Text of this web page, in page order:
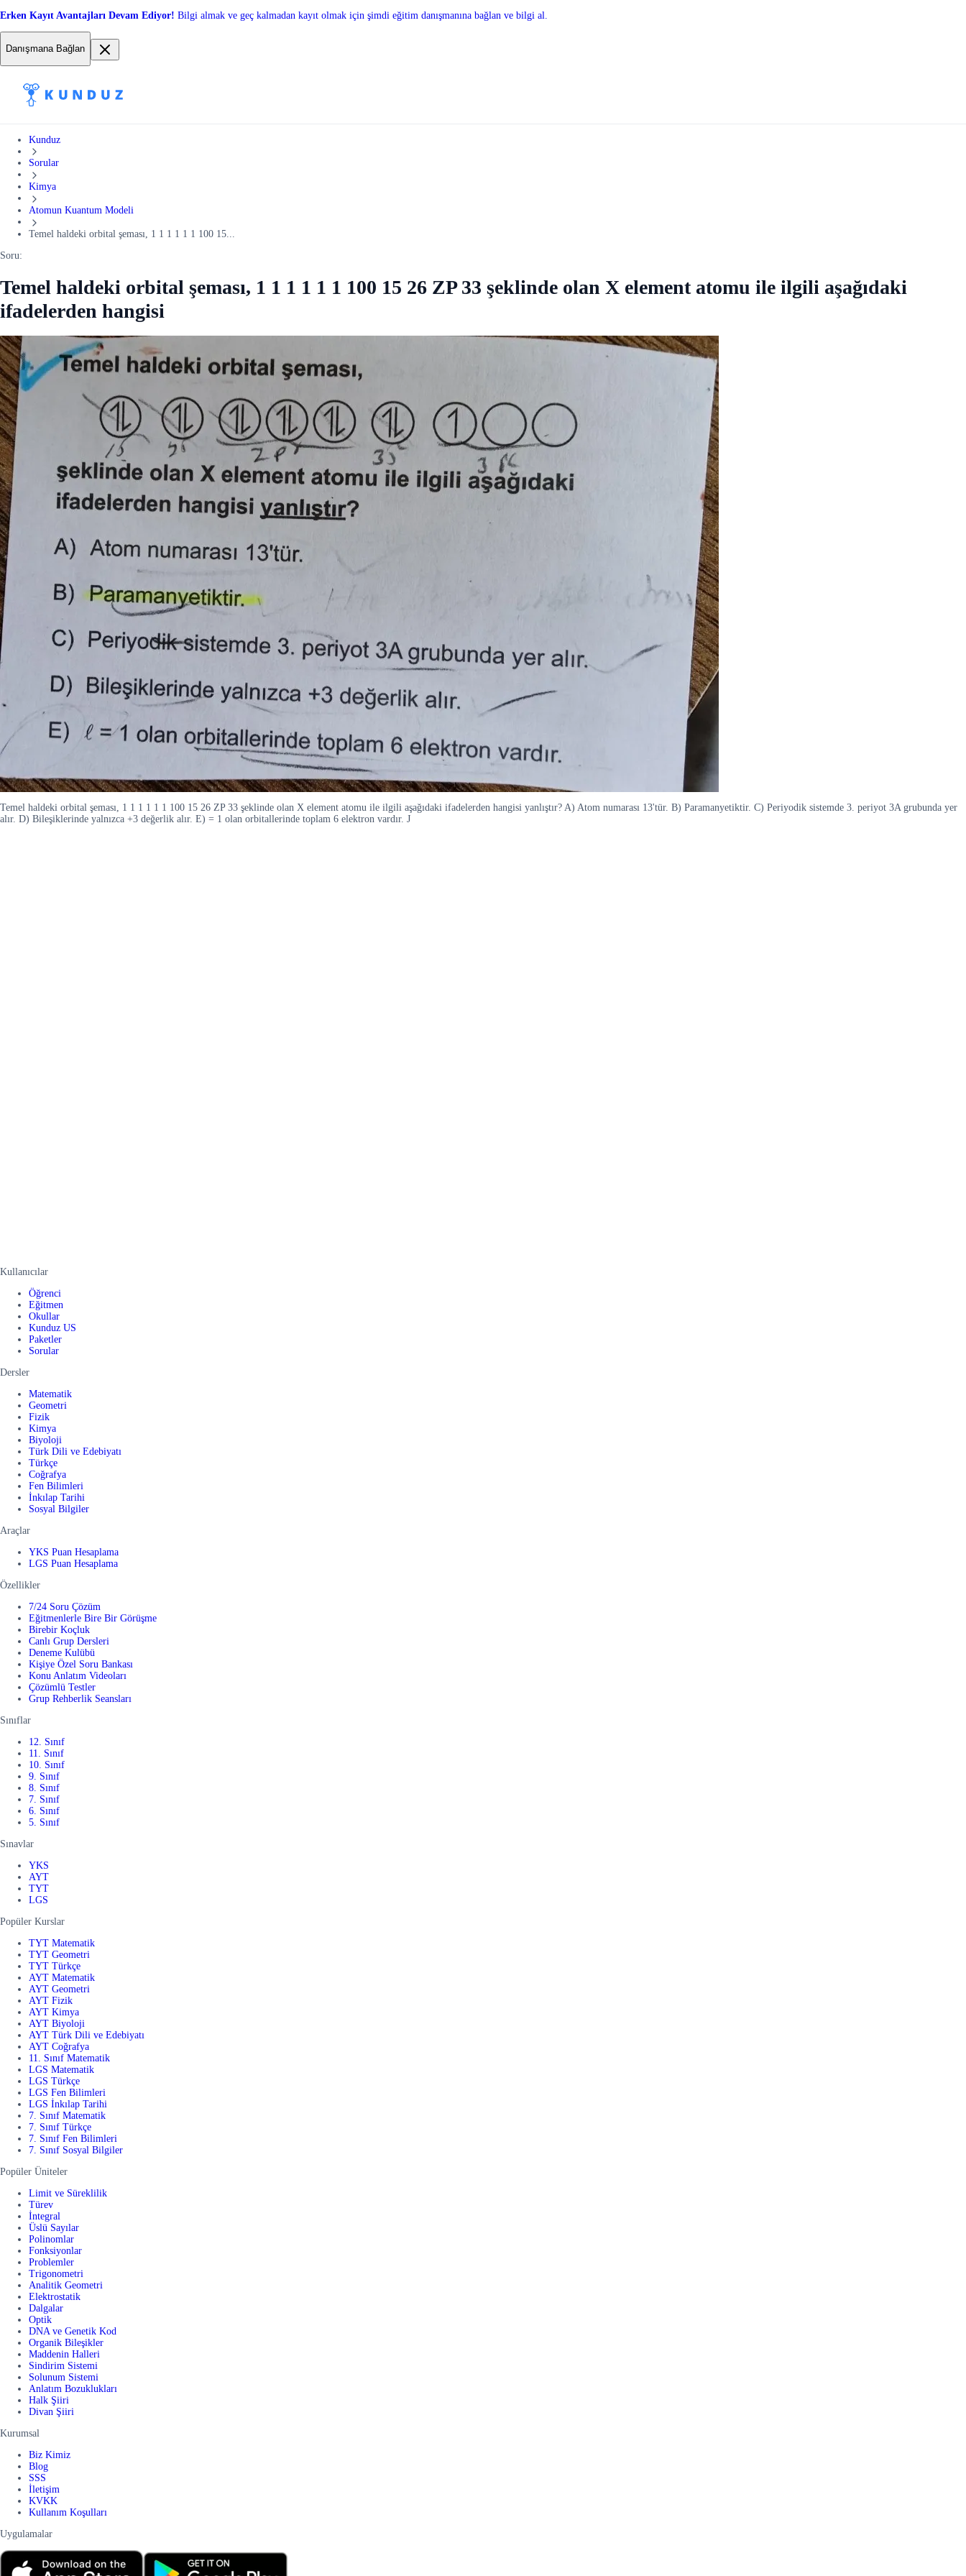
Erken Kayıt Avantajları Devam Ediyor! Bilgi almak ve geç kalmadan kayıt olmak için şimdi eğitim danışmanına bağlan ve bilgi al.
Danışmana Bağlan
Kunduz
Sorular
Kimya
Atomun Kuantum Modeli
Temel haldeki orbital şeması, 1 1 1 1 1 1 100 15...
Soru:
Temel haldeki orbital şeması, 1 1 1 1 1 1 100 15 26 ZP 33 şeklinde olan X element atomu ile ilgili aşağıdaki
ifadelerden hangisi
Temel haldeki orbital şeması, 1 1 1 1 1 1 100 15 26 ZP 33 şeklinde olan X element atomu ile ilgili aşağıdaki ifadelerden hangisi yanlıştır? A) Atom numarası 13'tür. B) Paramanyetiktir. C) Periyodik sistemde 3. periyot 3A grubunda yer
alır. D) Bileşiklerinde yalnızca +3 değerlik alır. E) = 1 olan orbitallerinde toplam 6 elektron vardır. J
Kullanıcılar
Öğrenci
Eğitmen
Okullar
Kunduz US
Paketler
Sorular
Dersler
Matematik
Geometri
Fizik
Kimya
Biyoloji
Türk Dili ve Edebiyatı
Türkçe
Coğrafya
Fen Bilimleri
İnkılap Tarihi
Sosyal Bilgiler
Araçlar
YKS Puan Hesaplama
LGS Puan Hesaplama
Özellikler
7/24 Soru Çözüm
Eğitmenlerle Bire Bir Görüşme
Birebir Koçluk
Canlı Grup Dersleri
Deneme Kulübü
Kişiye Özel Soru Bankası
Konu Anlatım Videoları
Çözümlü Testler
Grup Rehberlik Seansları
Sınıflar
12. Sınıf
11. Sınıf
10. Sınıf
9. Sınıf
8. Sınıf
7. Sınıf
6. Sınıf
5. Sınıf
Sınavlar
YKS
AYT
TYT
LGS
Popüler Kurslar
TYT Matematik
TYT Geometri
TYT Türkçe
AYT Matematik
AYT Geometri
AYT Fizik
AYT Kimya
AYT Biyoloji
AYT Türk Dili ve Edebiyatı
AYT Coğrafya
11. Sınıf Matematik
LGS Matematik
LGS Türkçe
LGS Fen Bilimleri
LGS İnkılap Tarihi
7. Sınıf Matematik
7. Sınıf Türkçe
7. Sınıf Fen Bilimleri
7. Sınıf Sosyal Bilgiler
Popüler Üniteler
Limit ve Süreklilik
Türev
İntegral
Üslü Sayılar
Polinomlar
Fonksiyonlar
Problemler
Trigonometri
Analitik Geometri
Elektrostatik
Dalgalar
Optik
DNA ve Genetik Kod
Organik Bileşikler
Maddenin Halleri
Sindirim Sistemi
Solunum Sistemi
Anlatım Bozuklukları
Halk Şiiri
Divan Şiiri
Kurumsal
Biz Kimiz
Blog
SSS
İletişim
KVKK
Kullanım Koşulları
Uygulamalar